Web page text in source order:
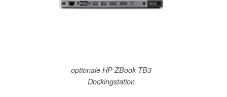
optionale HP ZBook TB3
Dockingstation